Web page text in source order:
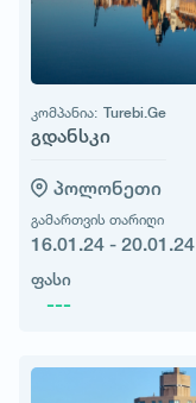
კომპანია: Turebi.Ge
გდანსკი
პოლონეთი
გამართვის თარიღი
16.01.24 - 20.01.24
ფასი
---